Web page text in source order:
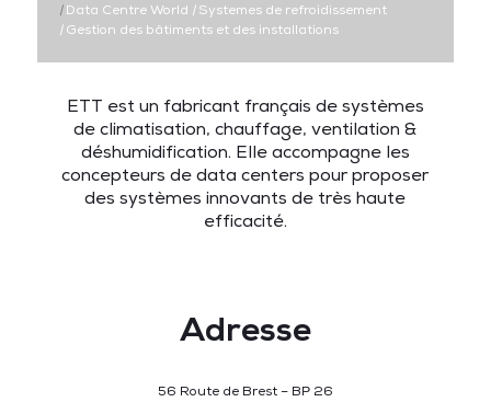
|Data Centre World |Systemes de refroidissement
|Gestion des bâtiments et des installations
ETT est un fabricant français de systèmes
de climatisation, chauffage, ventilation &
déshumidification. Elle accompagne les
concepteurs de data centers pour proposer
des systèmes innovants de très haute
efficacité.
Adresse
56 Route de Brest – BP 26